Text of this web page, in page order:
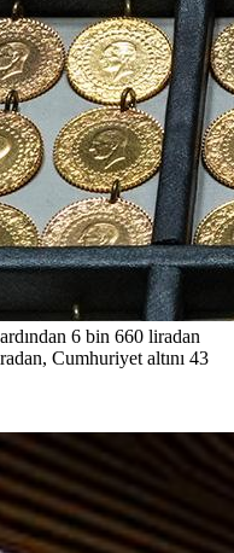
6 bin 660 liradan
Cumhuriyet altını 43